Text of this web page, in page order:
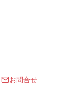
お問合せ